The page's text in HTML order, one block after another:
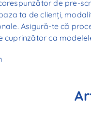
de pre-
ta de clienți,
Asigură-te că
cuprinzător ca